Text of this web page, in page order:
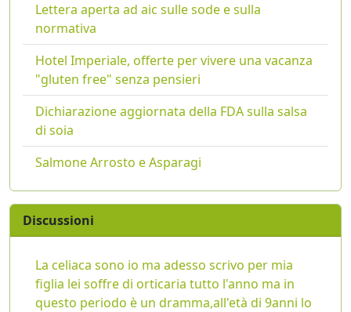
Lettera aperta ad aic sulle sode e sulla
normativa
Hotel Imperiale, offerte per vivere una vacanza
"gluten free" senza pensieri
Dichiarazione aggiornata della FDA sulla salsa
di soia
Salmone Arrosto e Asparagi
Discussioni
La celiaca sono io ma adesso scrivo per mia
figlia lei soffre di orticaria tutto l'anno ma in
questo periodo è un dramma,all'età di 9anni lo